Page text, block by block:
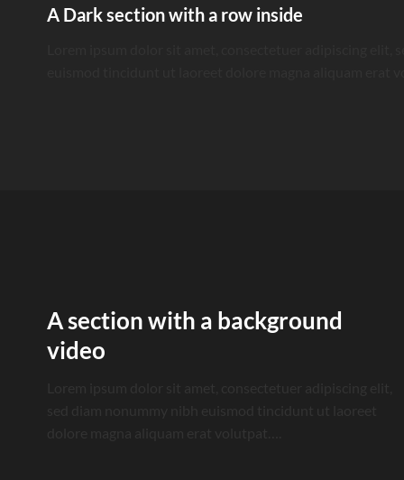
A Dark section with a row inside
A section with a background
video